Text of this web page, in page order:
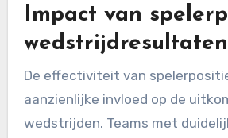
Impact van
wedstrijdresultaten
De effectiviteit van
aanzienlijke invloed op de
wedstrijden. Teams met